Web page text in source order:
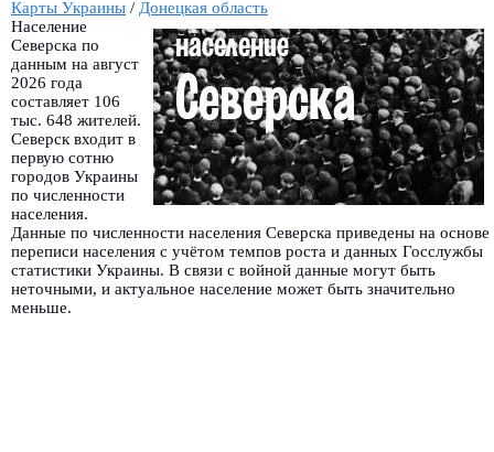
Карты Украины / Донецкая область
Население
Северска по
данным на август
2026 года
составляет 106
тыс. 648 жителей.
Северск входит в
первую сотню
городов Украины
по численности
населения.
Данные по численности населения Северска приведены на основе
переписи населения с учётом темпов роста и данных Госслужбы
статистики Украины. В связи с войной данные могут быть
неточными, и актуальное население может быть значительно
меньше.